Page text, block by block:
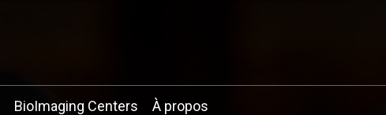
BioImaging Centers À propos